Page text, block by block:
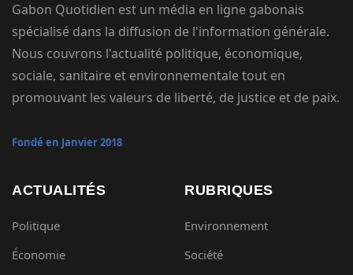
Gabon Quotidien est un média en ligne gabonais
spécialisé dans la diffusion de l'information générale.
Nous couvrons l'actualité politique, économique,
sociale, sanitaire et environnementale tout en
promouvant les valeurs de liberté, de justice et de paix.
Fondé en Janvier 2018
ACTUALITÉS
Politique
Économie
RUBRIQUES
Environnement
Société